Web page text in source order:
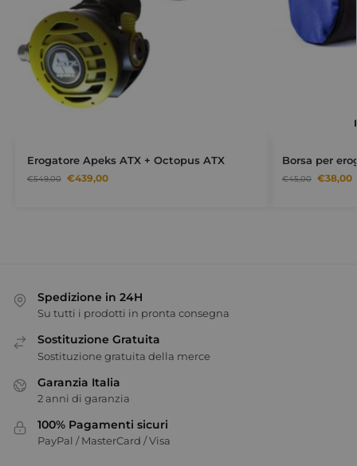
Erogatore Apeks ATX + Octopus ATX
€549,00 €439,00
Borsa per
€45,00 €38,00
Spedizione in 24H
Su tutti i prodotti in pronta consegna
Sostituzione Gratuita
Sostituzione gratuita della merce
Garanzia Italia
2 anni di garanzia
100% Pagamenti sicuri
PayPal / MasterCard / Visa